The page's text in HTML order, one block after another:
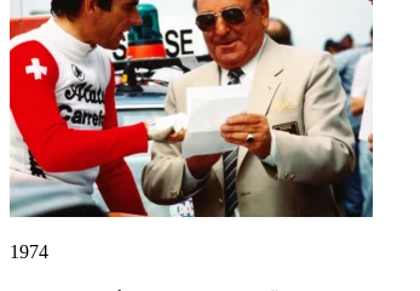
1974